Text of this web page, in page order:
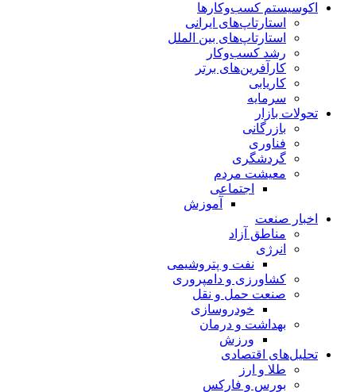
اکوسیستم کسب‌وکارها
استارتاپ‌های ایرانی
استارتاپ‌های بین الملل
رشد کسب‌وکار
کارآفرین‌های برتر
کاریابی
سرمایه
تحولات بازار
بازرگانی
فناوری
گردشگری
معیشت مردم
اجتماعی
آموزش
اخبار صنعت
مناطق آزاد
انرژی
نفت و پتروشیمی
کشاورزی و دامپروری
صنعت حمل و نقل
خودروسازی
بهداشت و درمان
ورزش
تحلیل‌های اقتصادی
طلا و ارز
بورس و فارکس